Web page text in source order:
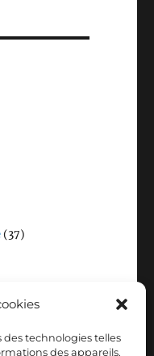
des technologies telles
des appareils.
(37)